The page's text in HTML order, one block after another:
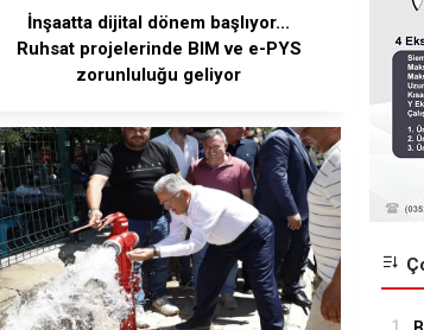
İnşaatta dijital dönem başlıyor...
Ruhsat projelerinde BIM ve e-PYS
zorunluluğu geliyor